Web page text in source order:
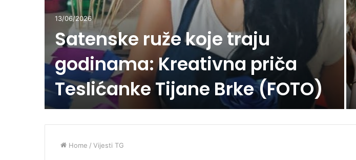
13/06/2026
Satenske ruže koje traju
godinama: Kreativna priča
Teslićanke Tijane Brke (FOTO)
Home / Vijesti TG